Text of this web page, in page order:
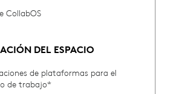
CollabOS
DEL ESPACIO
de plataformas para el
de trabajo*